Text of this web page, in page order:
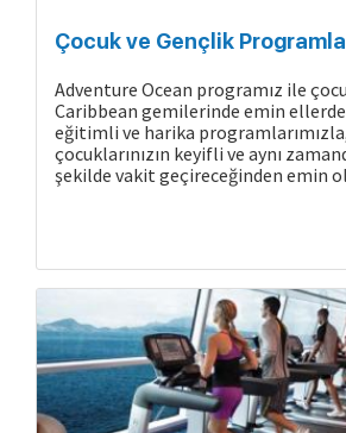
Çocuk ve Gençlik
Adventure Ocean programız ile
Caribbean gemilerinde emin ellerde.
eğitimli ve harika
çocuklarınızın keyifli ve aynı
şekilde vakit geçireceğinden emin